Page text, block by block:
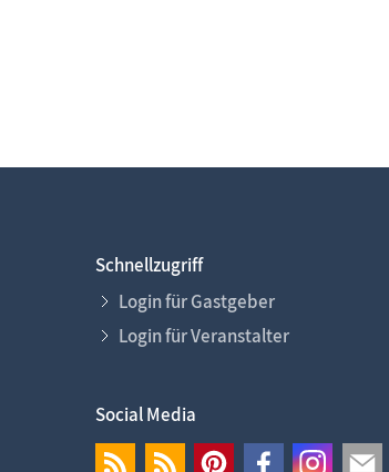
Schnellzugriff
Login für Gastgeber
Login für Veranstalter
Social Media